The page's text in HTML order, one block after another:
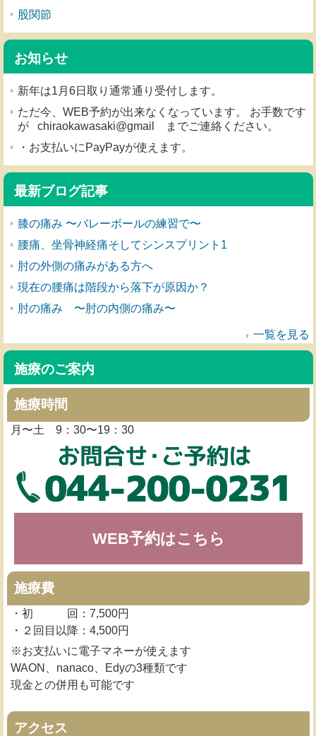
股関節
お知らせ
新年は1月6日取り通常通り受付します。
ただ今、WEB予約が出来なくなっています。 お手数です
が chiraokawasaki@gmail までご連絡ください。
・お支払いにPayPayが使えます。
最新ブログ記事
膝の痛み 〜バレーボールの練習で〜
腰痛、坐骨神経痛そしてシンスプリント1
肘の外側の痛みがある方へ
現在の腰痛は階段から落下が原因か？
肘の痛み 〜肘の内側の痛み〜
一覧を見る
施療のご案内
施療時間
月〜土 9：30〜19：30
WEB予約はこちら
施療費
・初 回：7,500円
・２回目以降：4,500円
※お支払いに電子マネーが使えます
WAON、nanaco、Edyの3種類です
現金との併用も可能です
アクセス